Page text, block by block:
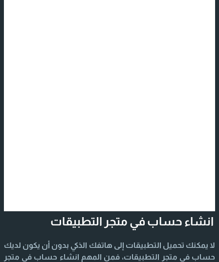
انشاء حساب في متجر التطبيقات
لا يمكنك تحميل التطبيقات إلى هاتفك الذكي بدون أن يكون لديك
حساب في متجر التطبيقات، فمن المهم انشاء حساب في متجر